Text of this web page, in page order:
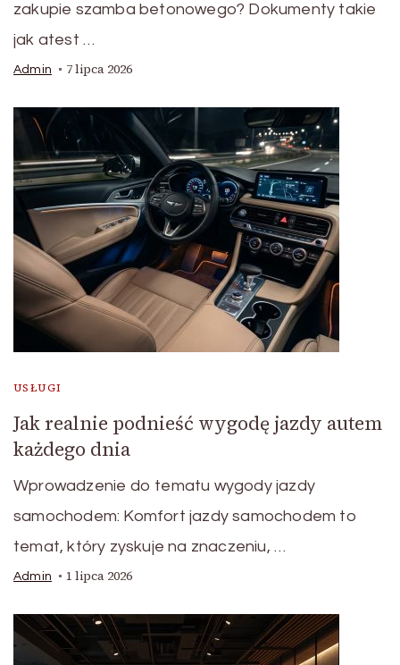
zakupie szamba betonowego? Dokumenty takie
jak atest …
Admin 7 lipca 2026
USŁUGI
Jak realnie podnieść wygodę jazdy autem
każdego dnia
Wprowadzenie do tematu wygody jazdy
samochodem: Komfort jazdy samochodem to
temat, który zyskuje na znaczeniu, …
Admin 1 lipca 2026